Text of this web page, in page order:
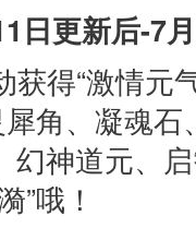
日更新后-7
得“激情元
犀角、凝魂
幻神道元、
”哦！